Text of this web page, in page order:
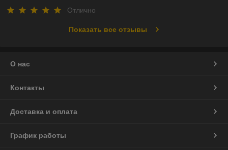
Отлично
Показать все отзывы
О нас
Контакты
Доставка и оплата
График работы